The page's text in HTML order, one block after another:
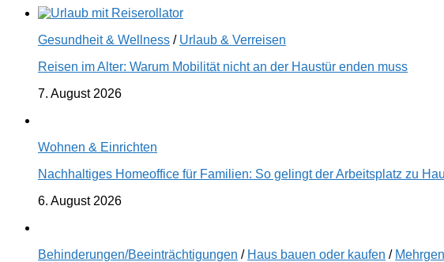
Gesundheit & Wellness / Urlaub & Verreisen
Reisen im Alter: Warum Mobilität nicht an der Haustür enden muss
7. August 2026
Wohnen & Einrichten
Nachhaltiges Homeoffice für Familien: So gelingt der Arbeitsplatz zu
6. August 2026
Behinderungen/Beeinträchtigungen / Haus bauen oder kaufen /